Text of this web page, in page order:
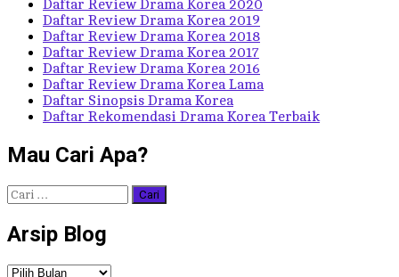
Daftar Review Drama Korea 2020
Daftar Review Drama Korea 2019
Daftar Review Drama Korea 2018
Daftar Review Drama Korea 2017
Daftar Review Drama Korea 2016
Daftar Review Drama Korea Lama
Daftar Sinopsis Drama Korea
Daftar Rekomendasi Drama Korea Terbaik
Mau Cari Apa?
Cari
untuk:
Arsip Blog
Arsip